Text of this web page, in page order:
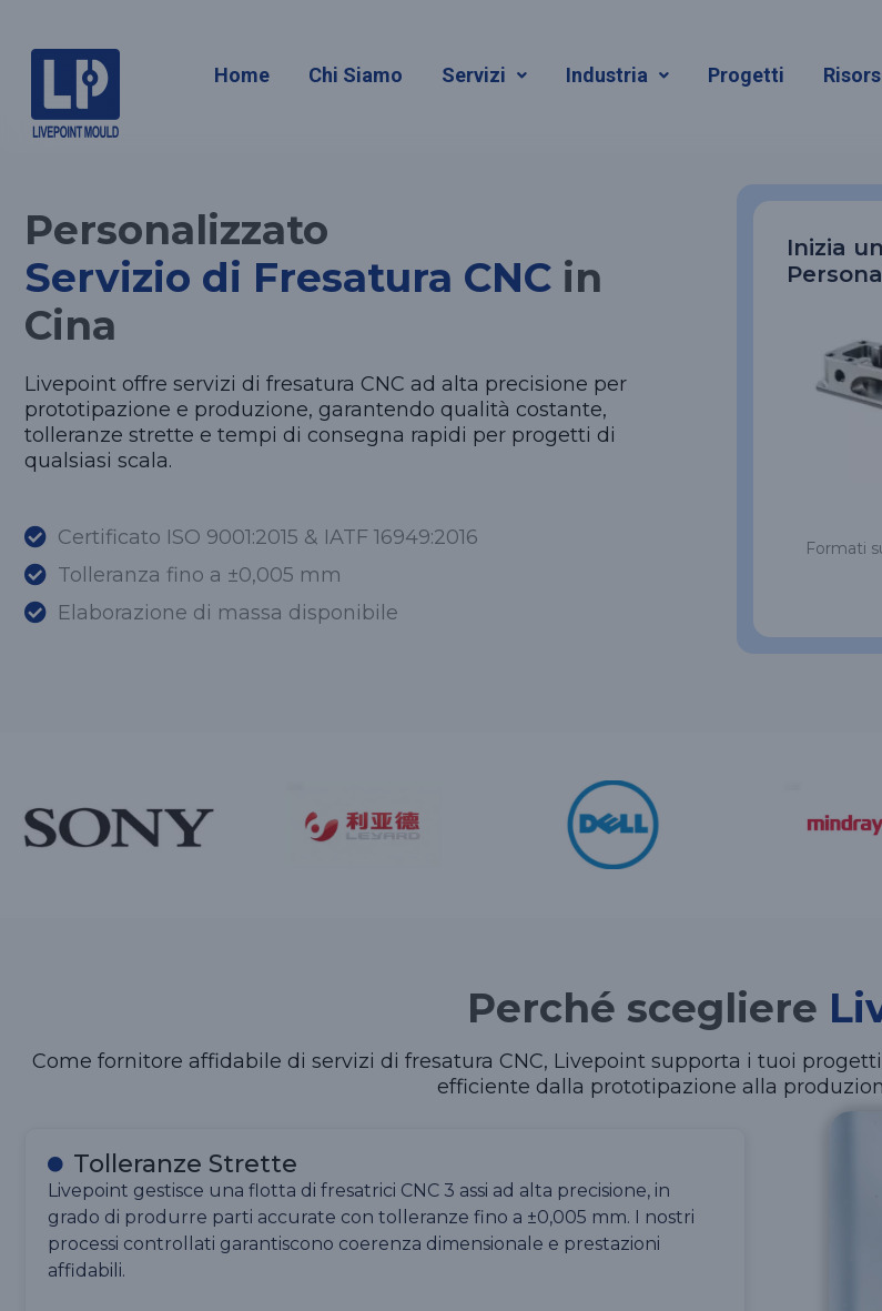
Home Chi Siamo Servizi Industria Progetti
Fresatura CNC
Personalizzato
Servizio di Fresatura CNC in
Cina
Livepoint offre servizi di fresatura CNC ad alta precisione per
prototipazione e produzione, garantendo qualità costante,
tolleranze strette e tempi di consegna rapidi per progetti di
qualsiasi scala.
Certificato ISO 9001:2015 & IATF 16949:2016
Tolleranza fino a ±0,005 mm
Elaborazione di massa disponibile
Inizia
Formati
Perché scegliere
Come fornitore affidabile di servizi di fresatura CNC, Livepoint supporta i tuoi
efficiente dalla prototipazione alla
Tolleranze Strette
Livepoint gestisce una flotta di fresatrici CNC 3 assi ad alta precisione, in
grado di produrre parti accurate con tolleranze fino a ±0,005 mm. I nostri
processi controllati garantiscono coerenza dimensionale e prestazioni
affidabili.